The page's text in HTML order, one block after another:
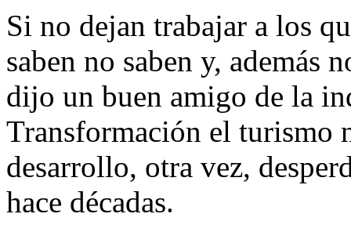
Si no dejan trabajar a los
saben no saben y, además
dijo un buen amigo de la
Transformación el turismo
desarrollo, otra vez,
hace décadas.